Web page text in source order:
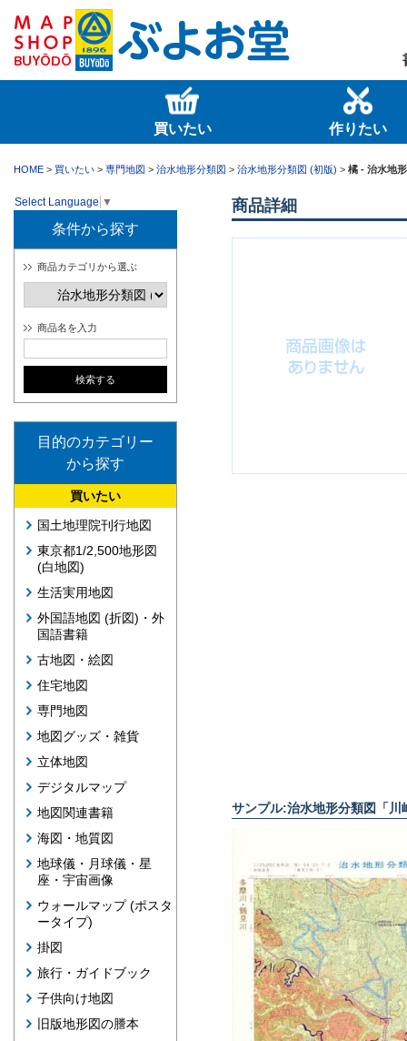
買いたい 作りたい
HOME > 買いたい > 専門地図 > 治水地形分類図 > 治水地形分類図 (初版) > 橘 - 治水地
Select Language ▼
条件から探す
商品カテゴリから選ぶ
商品名を入力
目的のカテゴリー
から探す
買いたい
国土地理院刊行地図
東京都1/2,500地形図
(白地図)
生活実用地図
外国語地図 (折図)・外
国語書籍
古地図・絵図
住宅地図
専門地図
地図グッズ・雑貨
立体地図
デジタルマップ
地図関連書籍
海図・地質図
地球儀・月球儀・星
座・宇宙画像
ウォールマップ (ポスタ
ータイプ)
掛図
旅行・ガイドブック
子供向け地図
旧版地形図の謄本
商品詳細
サンプル:治水地形分類図「川